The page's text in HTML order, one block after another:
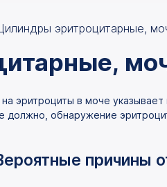
эритроцитарные,
на эритроциты в моче
должно, обнаружение
причины